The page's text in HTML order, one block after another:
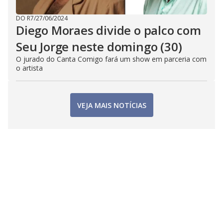
DO R7/27/06/2024
Diego Moraes divide o palco com
Seu Jorge neste domingo (30)
O jurado do Canta Comigo fará um show em parceria com
o artista
VEJA MAIS NOTÍCIAS